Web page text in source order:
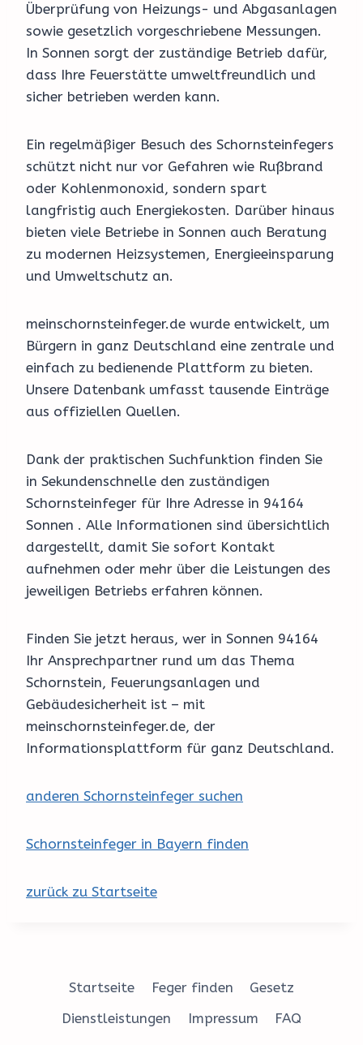
Überprüfung von Heizungs- und Abgasanlagen
sowie gesetzlich vorgeschriebene Messungen.
In Sonnen sorgt der zuständige Betrieb dafür,
dass Ihre Feuerstätte umweltfreundlich und
sicher betrieben werden kann.
Ein regelmäßiger Besuch des Schornsteinfegers
schützt nicht nur vor Gefahren wie Rußbrand
oder Kohlenmonoxid, sondern spart
langfristig auch Energiekosten. Darüber hinaus
bieten viele Betriebe in Sonnen auch Beratung
zu modernen Heizsystemen, Energieeinsparung
und Umweltschutz an.
meinschornsteinfeger.de wurde entwickelt, um
Bürgern in ganz Deutschland eine zentrale und
einfach zu bedienende Plattform zu bieten.
Unsere Datenbank umfasst tausende Einträge
aus offiziellen Quellen.
Dank der praktischen Suchfunktion finden Sie
in Sekundenschnelle den zuständigen
Schornsteinfeger für Ihre Adresse in 94164
Sonnen . Alle Informationen sind übersichtlich
dargestellt, damit Sie sofort Kontakt
aufnehmen oder mehr über die Leistungen des
jeweiligen Betriebs erfahren können.
Finden Sie jetzt heraus, wer in Sonnen 94164
Ihr Ansprechpartner rund um das Thema
Schornstein, Feuerungsanlagen und
Gebäudesicherheit ist – mit
meinschornsteinfeger.de, der
Informationsplattform für ganz Deutschland.
anderen Schornsteinfeger suchen
Schornsteinfeger in Bayern finden
zurück zu Startseite
Startseite Feger finden
Gesetz
Dienstleistungen
Impressum FAQ